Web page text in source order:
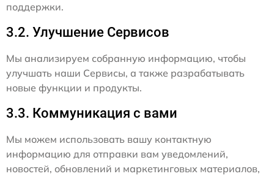
поддержки.
3.2. Улучшение Сервисов
Мы анализируем собранную информацию, чтобы
улучшать наши Сервисы, а также разрабатывать
новые функции и продукты.
3.3. Коммуникация с вами
Мы можем использовать вашу контактную
информацию для отправки вам уведомлений,
новостей, обновлений и маркетинговых материалов,